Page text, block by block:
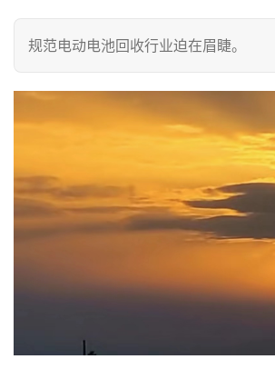
规范电动电池回收行业迫在眉睫。